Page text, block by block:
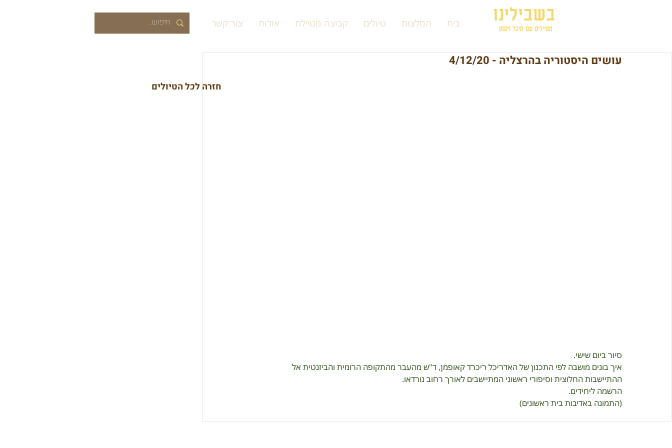
בית המלצות טיולים קבוצה מטיילת אודות צור קשר בשבילינו
מטיילים עם מיכל ויסמן
עושים היסטוריה בהרצליה - 4/12/20
סיור ביום שישי.
איך בונים מושבה לפי התכנון של האדריכל ריכרד קאופמן, ד"ש מהעבר מהתקופה הרומית והביזנטית אל
ההתיישבות החלוצית וסיפורי ראשוני המתיישבים לאורך רחוב נורדאו.
הרשמה ליחידים.
(התמונה באדיבות בית ראשונים)
חזרה לכל הטיולים